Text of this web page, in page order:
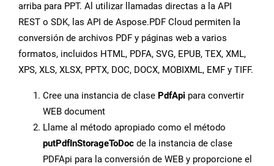
arriba para PPT. Al utilizar llamadas directas a la API
REST o SDK, las API de Aspose.PDF Cloud permiten la
conversión de archivos PDF y páginas web a varios
formatos, incluidos HTML, PDFA, SVG, EPUB, TEX, XML,
XPS, XLS, XLSX, PPTX, DOC, DOCX, MOBIXML, EMF y TIFF.
Cree una instancia de clase PdfApi para convertir
WEB document
Llame al método apropiado como el método
putPdfInStorageToDoc de la instancia de clase
PDFApi para la conversión de WEB y proporcione el